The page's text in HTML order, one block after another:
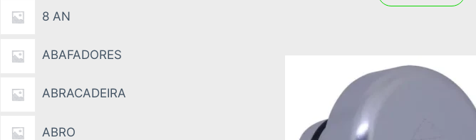
8 AN
ABAFADORES
ABRACADEIRA
ABRO